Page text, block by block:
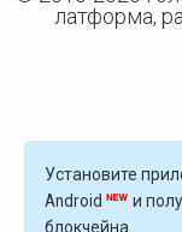
латформа,
Установите
Android
и
блокчейна